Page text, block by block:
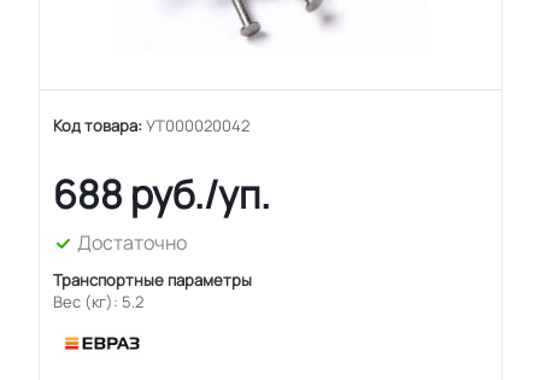
Код товара: УТ000020042
688 руб./уп.
Достаточно
Транспортные параметры
Вес (кг): 5.2